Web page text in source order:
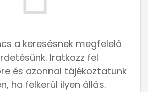
a keresésnek megfelelő
Iratkozz fel
és azonnal tájékoztatunk
ha felkerül ilyen állás.